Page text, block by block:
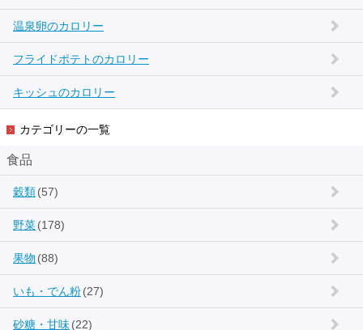
温泉卵のカロリー
フライドポテトのカロリー
キッシュのカロリー
カテゴリーの一覧
食品
穀類(57)
野菜(178)
果物 (88)
いも・でん粉(27)
砂糖・甘味(22)